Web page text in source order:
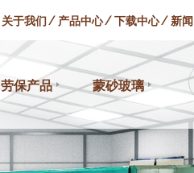
关于我们 产品中心 下载中心 新闻
劳保产品 蒙砂玻璃